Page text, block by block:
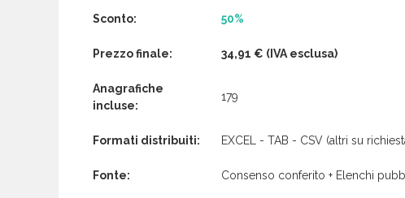
Sconto: 50%
Prezzo finale: 34,91 € (IVA esclusa)
Anagrafiche
incluse:
179
Formati distribuiti: EXCEL - TAB - CSV (altri su
Fonte: Consenso conferito + Elenchi